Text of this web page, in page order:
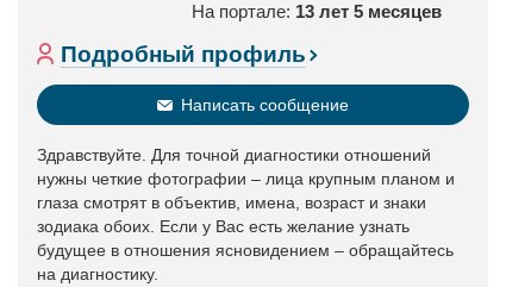
На портале: 13 лет 5 месяцев
Подробный профиль
Написать сообщение
Здравствуйте. Для точной диагностики отношений
нужны четкие фотографии – лица крупным планом и
глаза смотрят в объектив, имена, возраст и знаки
зодиака обоих. Если у Вас есть желание узнать
будущее в отношения ясновидением – обращайтесь
на диагностику.